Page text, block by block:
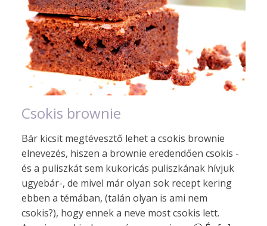
Csokis brownie
Bár kicsit megtévesztő lehet a csokis brownie
elnevezés, hiszen a brownie eredendően csokis -
és a puliszkát sem kukoricás puliszkának hívjuk
ugyebár-, de mivel már olyan sok recept kering
ebben a témában, (talán olyan is ami nem
csokis?), hogy ennek a neve most csokis lett.